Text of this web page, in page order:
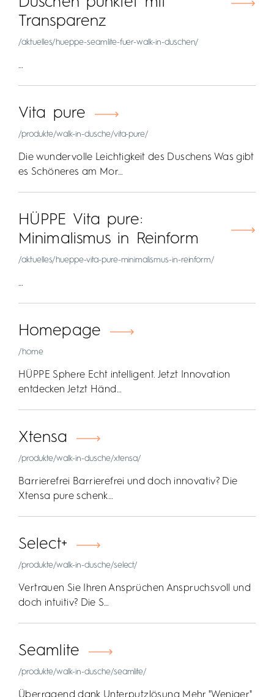
Transparenz
/aktuelles/hueppe-seamlite-fuer-walk-in-duschen/
…
Vita pure
/produkte/walk-in-dusche/vita-pure/
Die wundervolle Leichtigkeit des Duschens Was gibt
es Schöneres am Mor…
HÜPPE Vita pure:
Minimalismus in Reinform
/aktuelles/hueppe-vita-pure-minimalismus-in-reinform/
…
Homepage
/home
HÜPPE Sphere Echt intelligent. Jetzt Innovation
entdecken Jetzt Händ…
Xtensa
/produkte/walk-in-dusche/xtensa/
Barrierefrei Barrierefrei und doch innovativ? Die
Xtensa pure schenk…
Select+
/produkte/walk-in-dusche/select/
Vertrauen Sie Ihren Ansprüchen Anspruchsvoll und
doch intuitiv? Die S…
Seamlite
/produkte/walk-in-dusche/seamlite/
Überragend dank Unterputzlösung Mehr "Weniger"